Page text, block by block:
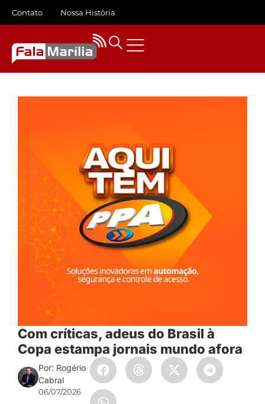
Contato Nossa História
Com críticas, adeus do Brasil à
Copa estampa jornais mundo afora
Por: Rogério
Cabral
06/07/2026